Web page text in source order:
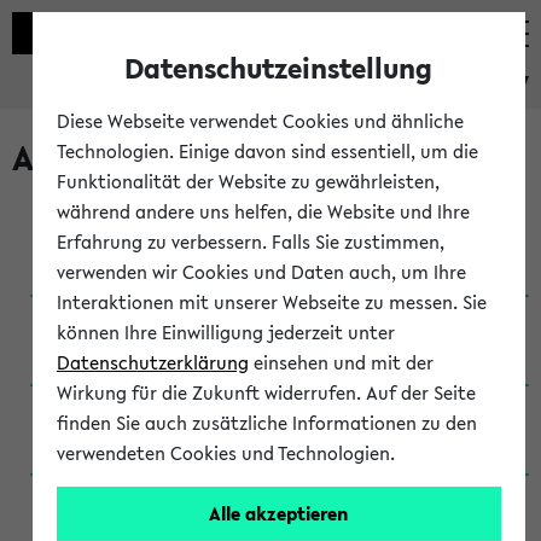
eKVV
Archivierte Studiengänge
Anglistik: British and American Studies / B.A.
(Einschreibung bis WiSe 16/17)
Anglistik: British and American Studies / B.A.
(Einschreibung bis SoSe 2015)
Anglistik: British and American Studies / B.A.
(Einschreibung bis SoSe 2013)
Anglistik: British and American Studies / Ba
(Einschreibung bis SoSe 2011)
Datenschutzeinstellung
Diese Webseite verwendet Cookies und ähnliche
Technologien. Einige davon sind essentiell, um die
Funktionalität der Website zu gewährleisten,
während andere uns helfen, die Website und Ihre
Erfahrung zu verbessern. Falls Sie zustimmen,
verwenden wir Cookies und Daten auch, um Ihre
Interaktionen mit unserer Webseite zu messen. Sie
können Ihre Einwilligung jederzeit unter
Datenschutzerklärung einsehen und mit der
Wirkung für die Zukunft widerrufen. Auf der Seite
finden Sie auch zusätzliche Informationen zu den
verwendeten Cookies und Technologien.
Alle akzeptieren